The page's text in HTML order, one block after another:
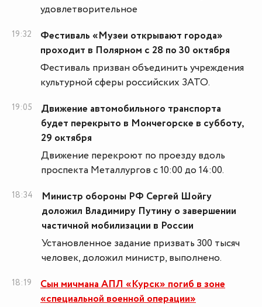
удовлетворительное
19:32
Фестиваль «Музеи открывают города»
проходит в Полярном с 28 по 30 октября
Фестиваль призван объединить учреждения
культурной сферы российских ЗАТО.
19:05
Движение автомобильного транспорта
будет перекрыто в Мончегорске в субботу,
29 октября
Движение перекроют по проезду вдоль
проспекта Металлургов с 10:00 до 14:00.
18:34
Министр обороны РФ Сергей Шойгу
доложил Владимиру Путину о завершении
частичной мобилизации в России
Установленное задание призвать 300 тысяч
человек, доложил министр, выполнено.
18:19
Сын мичмана АПЛ «Курск» погиб в зоне
«специальной военной операции»